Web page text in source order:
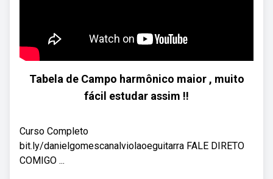
Tabela de Campo harmônico maior , muito
fácil estudar assim !!
Curso Completo
bit.ly/danielgomescanalviolaoeguitarra FALE DIRETO
COMIGO ...